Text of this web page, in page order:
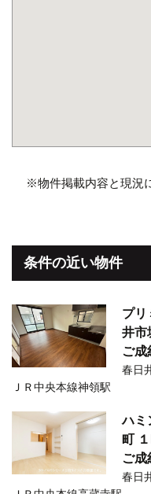
※物件掲載内容と現況
条件の近い物件
プリ
井市
ご
春日
ＪＲ中央本線神領駅
ハミ
町
ご
春日